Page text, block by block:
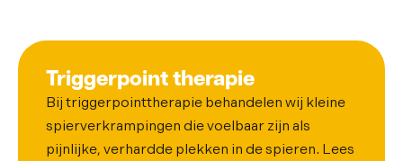
Triggerpoint therapie
Bij triggerpointtherapie behandelen wij kleine
spierverkrampingen die voelbaar zijn als
pijnlijke, verhardde plekken in de spieren. Lees